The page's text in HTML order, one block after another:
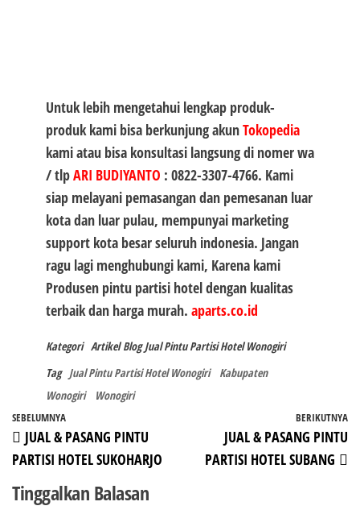
Untuk lebih mengetahui lengkap produk-
produk kami bisa berkunjung akunTokopedia
kami atau bisa konsultasi langsung di nomer wa
/ tlpARI BUDIYANTO : 0822-3307-4766. Kami
siap melayani pemasangan dan pemesanan luar
kota dan luar pulau, mempunyai marketing
support kota besar seluruh indonesia. Jangan
ragu lagi menghubungi kami, Karena kami
Produsen pintu partisi hoteldengan kualitas
terbaik dan harga murah. aparts.co.id
Kategori Artikel Blog Jual Pintu Partisi Hotel Wonogiri
Tag Jual Pintu Partisi Hotel Wonogiri
Kabupaten
Wonogiri
Wonogiri
Navigasi
pos
Pos
Sebelumnya
SEBELUMNYA
JUAL & PASANG PINTU
PARTISI HOTEL SUKOHARJO
BERIKUTNYA
JUAL & PASANG PINTU
PARTISI HOTEL SUBANG
Tinggalkan Balasan